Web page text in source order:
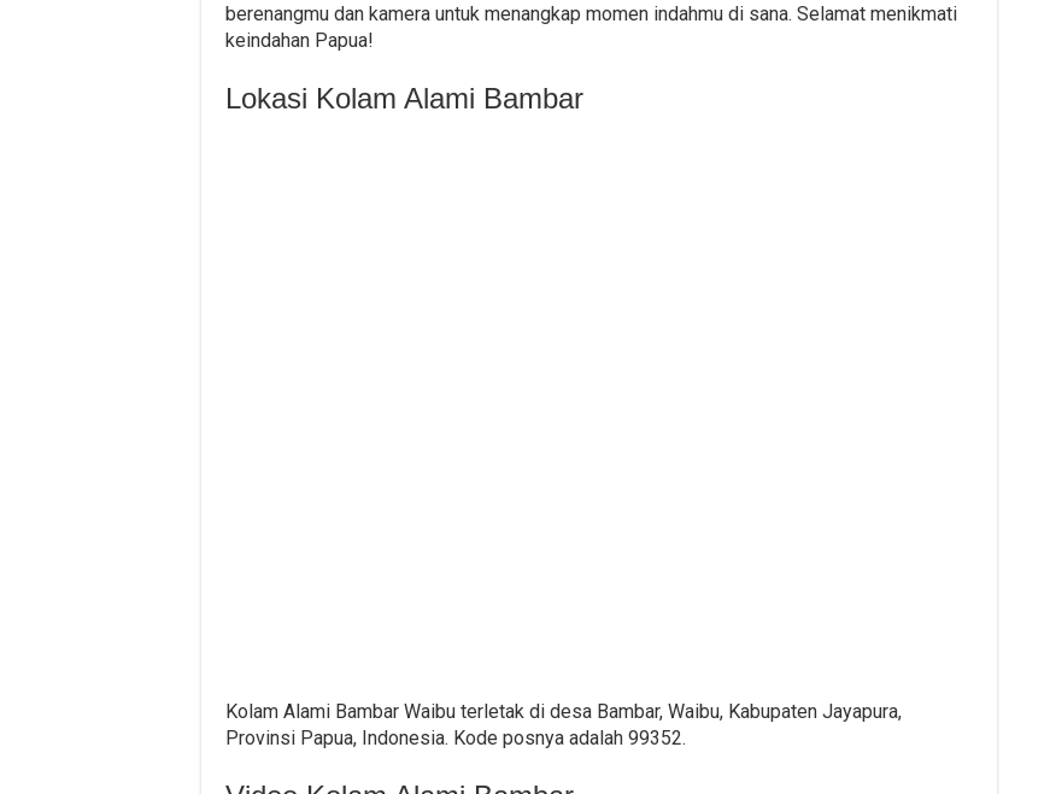
berenangmu dan kamera untuk menangkap momen indahmu di sana. Selamat menikmati
keindahan Papua!
Lokasi Kolam Alami Bambar
Kolam Alami Bambar Waibu terletak di desa Bambar, Waibu, Kabupaten Jayapura,
Provinsi Papua, Indonesia. Kode posnya adalah 99352.